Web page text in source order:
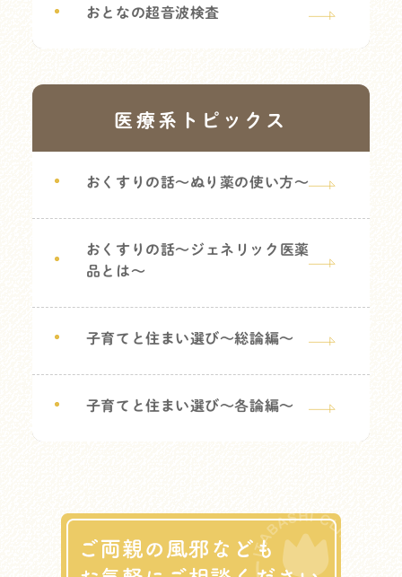
おとなの超音波検査
医療系トピックス
おくすりの話～ぬり薬の使い方～
おくすりの話～ジェネリック医薬
品とは～
子育てと住まい選び～総論編～
子育てと住まい選び～各論編～